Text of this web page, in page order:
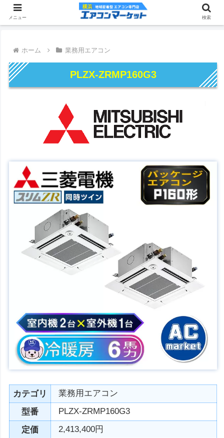
ホーム 業務用エアコン
PLZX-ZRMP160G3
カテゴリ
業務用エアコン
型番
PLZX-ZRMP160G3
定価
2,413,400円
メニュー 検索